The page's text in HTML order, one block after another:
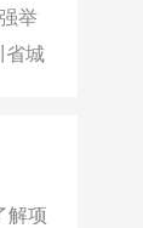
举
省城
解项